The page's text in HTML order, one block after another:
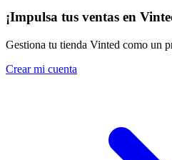
¡Impulsa tus ventas en
Gestiona tu tienda Vinted como un
Crear mi cuenta